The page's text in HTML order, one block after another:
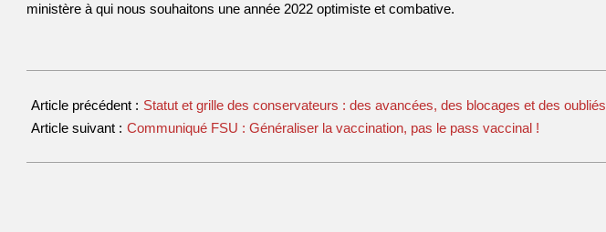
ministère à qui nous souhaitons une année 2022 optimiste et combative.
Article précédent : Statut et grille des conservateurs : des avancées, des blocages et des oubliés
Article suivant : Communiqué FSU : Généraliser la vaccination, pas le pass vaccinal !